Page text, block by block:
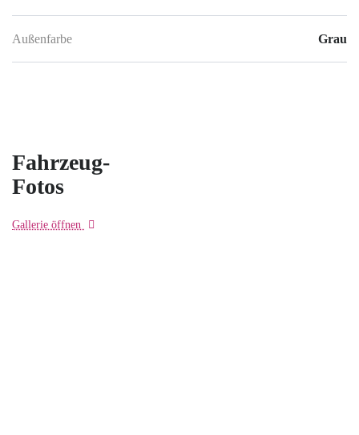
Außenfarbe Grau
Fahrzeug-
Fotos
Gallerie öffnen